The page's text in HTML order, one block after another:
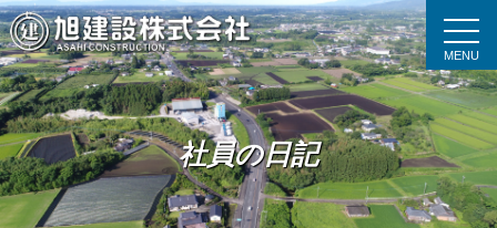
MENU
社員の日記